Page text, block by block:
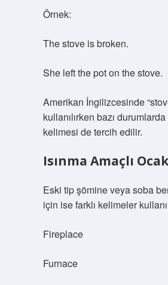
Örnek:
The stove is broken.
She left the pot on the stove.
Amerikan İngilizcesinde
kullanılırken bazı durumlarda
kelimesi de tercih edilir.
Isınma Amaçlı Ocak
Eski tip şömine veya soba
için ise farklı kelimeler
Fireplace
Furnace